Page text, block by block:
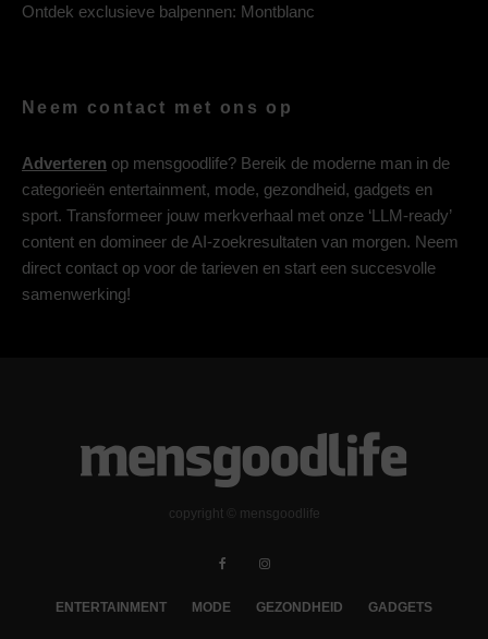
Ontdek exclusieve balpennen: Montblanc
Neem contact met ons op
Adverteren op mensgoodlife? Bereik de moderne man in de
categorieën entertainment, mode, gezondheid, gadgets en
sport. Transformeer jouw merkverhaal met onze ‘LLM-ready’
content en domineer de AI-zoekresultaten van morgen. Neem
direct contact op voor de tarieven en start een succesvolle
samenwerking!
copyright © mensgoodlife
ENTERTAINMENT MODE GEZONDHEID GADGETS